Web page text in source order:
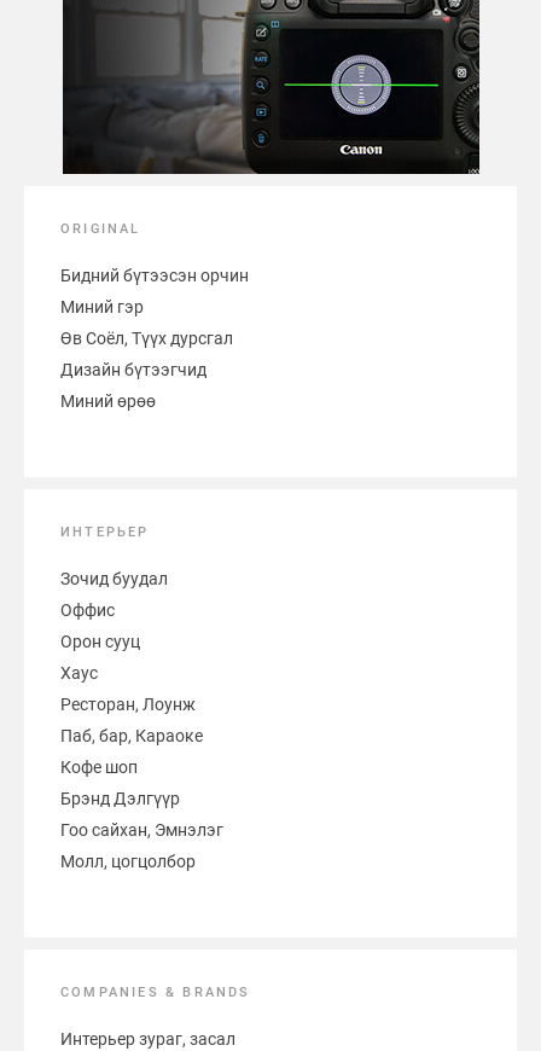
ORIGINAL
Бидний бүтээсэн орчин
Миний гэр
Өв Соёл, Түүх дурсгал
Дизайн бүтээгчид
Миний өрөө
ИНТЕРЬЕР
Зочид буудал
Оффис
Орон сууц
Хаус
Ресторан, Лоунж
Паб, бар, Караоке
Кофе шоп
Брэнд Дэлгүүр
Гоо сайхан, Эмнэлэг
Молл, цогцолбор
COMPANIES & BRANDS
Интерьер зураг, засал